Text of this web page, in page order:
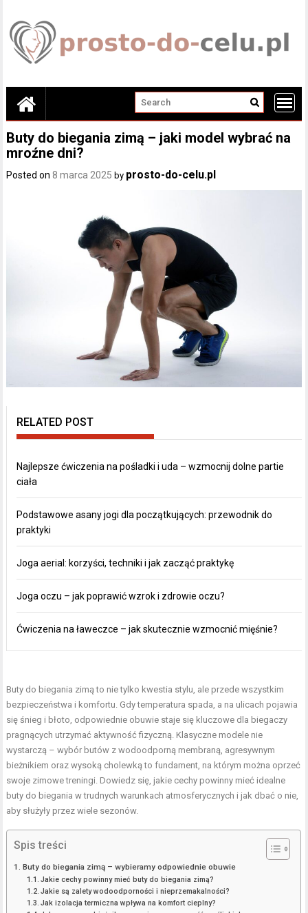
content
Buty do biegania zimą – jaki model wybrać na
mroźne dni?
Posted on 8 marca 2025 by prosto-do-celu.pl
RELATED POST
Najlepsze ćwiczenia na pośladki i uda – wzmocnij dolne partie
ciała
Podstawowe asany jogi dla początkujących: przewodnik do
praktyki
Joga aerial: korzyści, techniki i jak zacząć praktykę
Joga oczu – jak poprawić wzrok i zdrowie oczu?
Ćwiczenia na ławeczce – jak skutecznie wzmocnić mięśnie?
Buty do biegania zimą to nie tylko kwestia stylu, ale przede wszystkim
bezpieczeństwa i komfortu. Gdy temperatura spada, a na ulicach pojawia
się śnieg i błoto, odpowiednie obuwie staje się kluczowe dla biegaczy
pragnących utrzymać aktywność fizyczną. Klasyczne modele nie
wystarczą – wybór butów z wodoodporną membraną, agresywnym
bieżnikiem oraz wysoką cholewką to fundament, na którym można oprzeć
swoje zimowe treningi. Dowiedz się, jakie cechy powinny mieć idealne
buty do biegania w trudnych warunkach atmosferycznych i jak dbać o nie,
aby służyły przez wiele sezonów.
Spis treści
Buty do biegania zimą – wybieramy odpowiednie obuwie
Jakie cechy powinny mieć buty do biegania zimą?
Jakie są zalety wodoodporności i nieprzemakalności?
Jak izolacja termiczna wpływa na komfort cieplny?